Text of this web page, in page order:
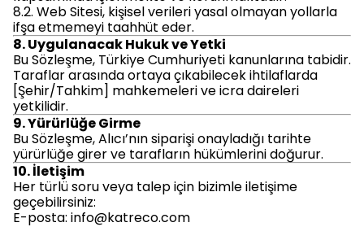
8.2. Web Sitesi, kişisel verileri yasal olmayan yollarla
ifşa etmemeyi taahhüt eder.
8. Uygulanacak Hukuk ve Yetki
Bu Sözleşme, Türkiye Cumhuriyeti kanunlarına tabidir.
Taraflar arasında ortaya çıkabilecek ihtilaflarda
[Şehir/Tahkim] mahkemeleri ve icra daireleri
yetkilidir.
9. Yürürlüğe Girme
Bu Sözleşme, Alıcı’nın siparişi onayladığı tarihte
yürürlüğe girer ve tarafların hükümlerini doğurur.
10. İletişim
Her türlü soru veya talep için bizimle iletişime
geçebilirsiniz:
E-posta: info@katreco.com